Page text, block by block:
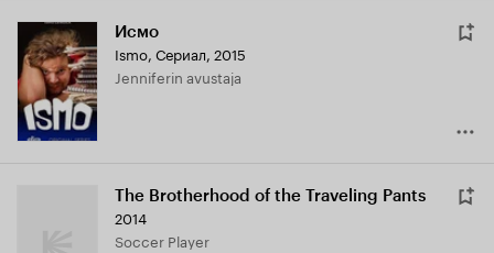
Исмо
Ismo, Сериал, 2015
Jenniferin avustaja
The Brotherhood of the Traveling Pants
2014
Soccer Player